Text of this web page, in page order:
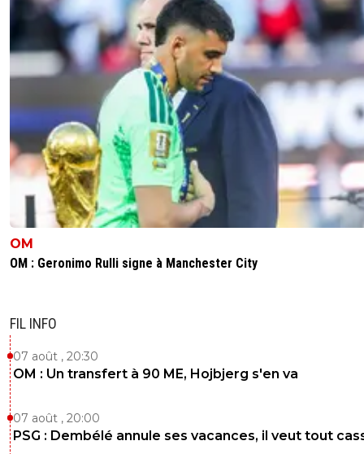
OM
OM : Geronimo Rulli signe à Manchester City
FIL INFO
07 août , 20:30
OM : Un transfert à 90 ME, Hojbjerg s'en va
07 août , 20:00
PSG : Dembélé annule ses vacances, il veut tout